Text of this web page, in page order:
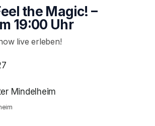
the Magic! –
19:00 Uhr
live erleben!
Mindelheim